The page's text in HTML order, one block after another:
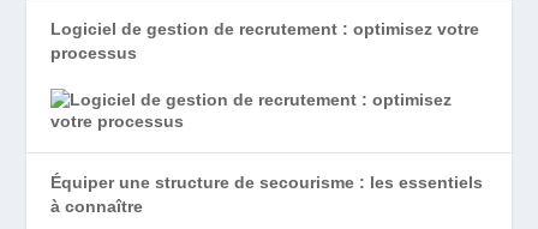
Logiciel de gestion de recrutement : optimisez votre
processus
Équiper une structure de secourisme : les essentiels
à connaître